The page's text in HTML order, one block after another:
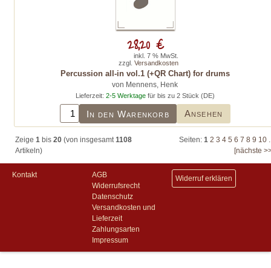
Percussion all-in vol.1 (+QR Chart) for drums
von Mennens, Henk
Lieferzeit: 2-5 Werktagefür bis zu 2 Stück (DE)
In den Warenkorb Ansehen
28,20 €
inkl. 7 % MwSt.
zzgl. Versandkosten
Zeige 1 bis 20 (von insgesamt1108
Artikeln)
Seiten: 1 2 3 4 5 6 7 8 9 10
[nächste
Kontakt
AGB
Widerrufsrecht
Datenschutz
Versandkosten und
Lieferzeit
Zahlungsarten
Impressum
Widerruf erklären